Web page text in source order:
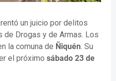
un juicio por delitos
Drogas y de Armas. Los
la comuna de Ñiquén. Su
el próximo sábado 23 de